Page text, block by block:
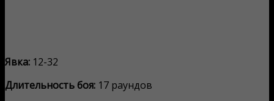
Явка: 12-32
Длительность боя: 17 раундов